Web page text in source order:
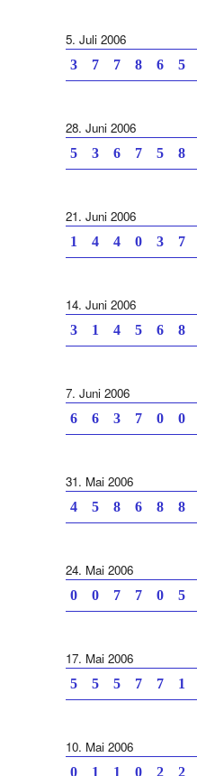
5. Juli 2006
3 7 7 8 6 5
28. Juni 2006
5 3 6 7 5 8
21. Juni 2006
1 4 4 0 3 7
14. Juni 2006
3 1 4 5 6 8
7. Juni 2006
6 6 3 7 0 0
31. Mai 2006
4 5 8 6 8 8
24. Mai 2006
0 0 7 7 0 5
17. Mai 2006
5 5 5 7 7 1
10. Mai 2006
0 1 1 0 2 2